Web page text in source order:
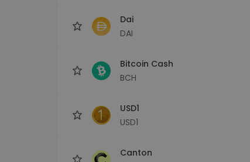
Dai
DAI
Bitcoin Cash
BCH
USD1
USD1
Canton